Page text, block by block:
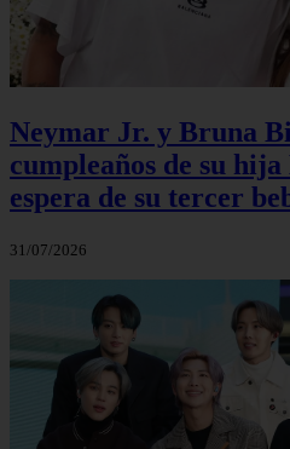
Neymar Jr. y Bruna
cumpleaños de su
espera de su tercer
31/07/2026